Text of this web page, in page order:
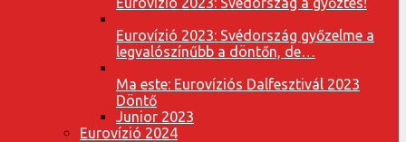
Eurovízió 2023: Svédország győzelme a
legvalószínűbb a döntőn, de…
Ma este: Eurovíziós Dalfesztivál 2023
Döntő
Junior 2023
Eurovízió 2024